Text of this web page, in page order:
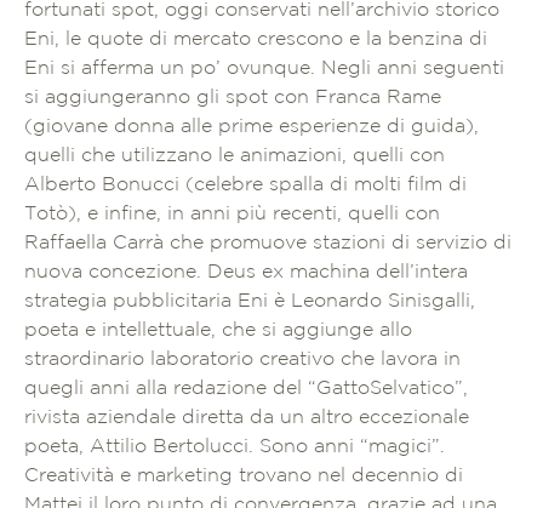
fortunati spot, oggi conservati nell’archivio storico
Eni, le quote di mercato crescono e la benzina di
Eni si afferma un po’ ovunque. Negli anni seguenti
si aggiungeranno gli spot con Franca Rame
(giovane donna alle prime esperienze di guida),
quelli che utilizzano le animazioni, quelli con
Alberto Bonucci (celebre spalla di molti film di
Totò), e infine, in anni più recenti, quelli con
Raffaella Carrà che promuove stazioni di servizio di
nuova concezione. Deus ex machina dell’intera
strategia pubblicitaria Eni è Leonardo Sinisgalli,
poeta e intellettuale, che si aggiunge allo
straordinario laboratorio creativo che lavora in
quegli anni alla redazione del “GattoSelvatico”,
rivista aziendale diretta da un altro eccezionale
poeta, Attilio Bertolucci. Sono anni “magici”.
Creatività e marketing trovano nel decennio di